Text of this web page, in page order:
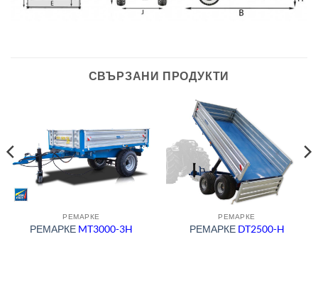
СВЪРЗАНИ ПРОДУКТИ
РЕМАРКЕ
РЕМАРКЕ MT3000-3H
РЕМАРКЕ
РЕМАРКЕ DT2500-H